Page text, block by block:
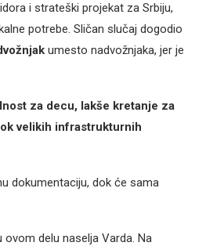
i strateški projekat za Srbiju,
potrebe. Sličan slučaj dogodio
umesto nadvožnjaka, jer je
za decu, lakše kretanje za
velikih infrastrukturnih
dokumentaciju, dok će sama
ovom delu naselja Varda. Na